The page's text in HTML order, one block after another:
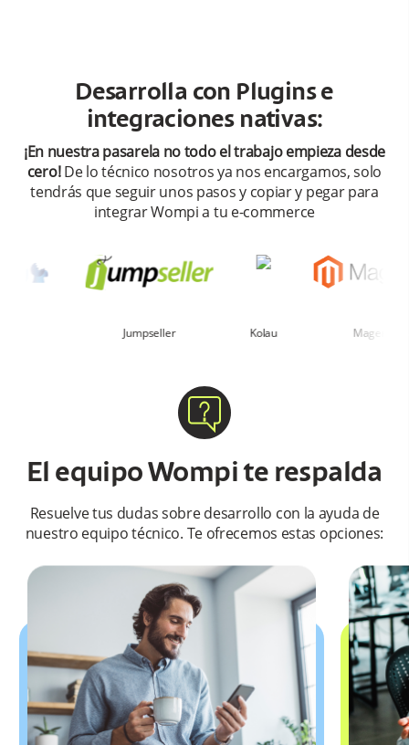
Desarrolla con Plugins e
integraciones nativas:
¡En nuestra pasarela no todo el trabajo empieza desde
cero!De lo técnico nosotros ya nos encargamos, solo
tendrás que seguir unos pasos y copiar y pegar para
integrar Wompi a tu e-commerce
Magento
El equipo Wompi te respalda
Resuelve tus dudas sobre desarrollo con la ayuda de
nuestro equipo técnico. Te ofrecemos estas opciones: